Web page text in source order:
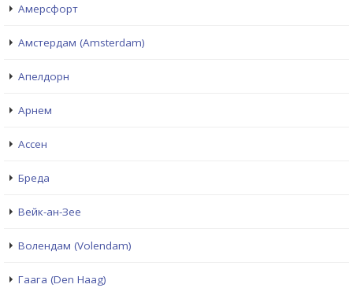
Амерсфорт
Амстердам (Amsterdam)
Апелдорн
Арнем
Ассен
Бреда
Вейк-ан-Зее
Волендам (Volendam)
Гаага (Den Haag)